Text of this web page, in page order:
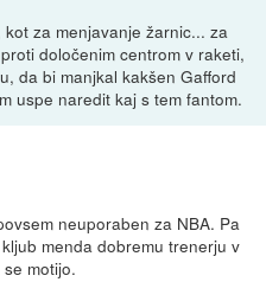
za menjavanje žarnic... za
določenim centrom v raketi,
da bi manjkal kakšen Gafford
uspe naredit kaj s tem fantom.
neuporaben za NBA. Pa
menda dobremu trenerju v
motijo.